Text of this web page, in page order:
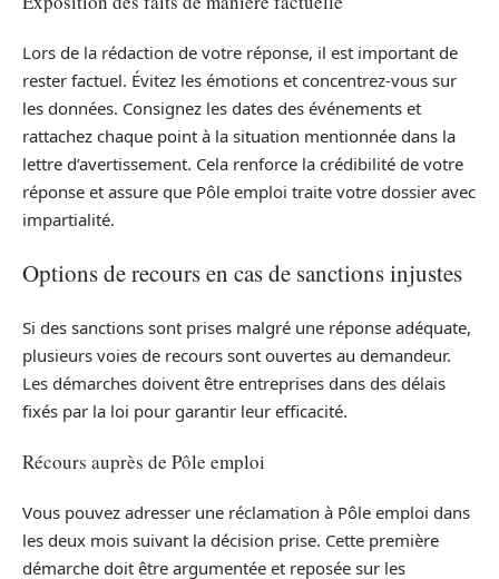
Lors de la rédaction de votre réponse, il est important de
rester factuel. Évitez les émotions et concentrez-vous sur
les données. Consignez les dates des événements et
rattachez chaque point à la situation mentionnée dans la
lettre d’avertissement. Cela renforce la crédibilité de votre
réponse et assure que Pôle emploi traite votre dossier avec
impartialité.
Options de recours en cas de sanctions injustes
Si des sanctions sont prises malgré une réponse adéquate,
plusieurs voies de recours sont ouvertes au demandeur.
Les démarches doivent être entreprises dans des délais
fixés par la loi pour garantir leur efficacité.
Récours auprès de Pôle emploi
Vous pouvez adresser une réclamation à Pôle emploi dans
les deux mois suivant la décision prise. Cette première
démarche doit être argumentée et reposée sur les